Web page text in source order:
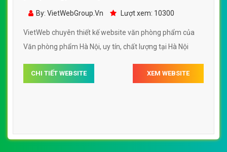
phòng phẩm của Văn phòng phẩm Hà Nội
By: VietWebGroup.Vn Lượt xem: 10300
VietWeb chuyên thiết kế website văn phòng phẩm của
Văn phòng phẩm Hà Nội, uy tín, chất lượng tại Hà Nội
CHI TIẾT WEBSITE XEM WEBSITE